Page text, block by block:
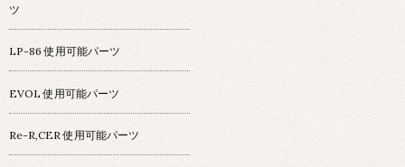
ツ
LP-86 使用可能パーツ
EVOL 使用可能パーツ
Re-R,CER 使用可能パーツ